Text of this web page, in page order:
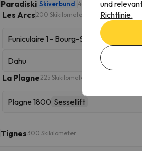
Paradiski Skiverbund 425 Skikilometer
Les Arcs 200 Skikilometer
Funiculaire 1 - Bourg-Saint-Maurice
Dahu
La Plagne 225 Skikilometer
Plagne 1800 Sessellift
Tignes 300 Skikilometer
und
Richtlinie.